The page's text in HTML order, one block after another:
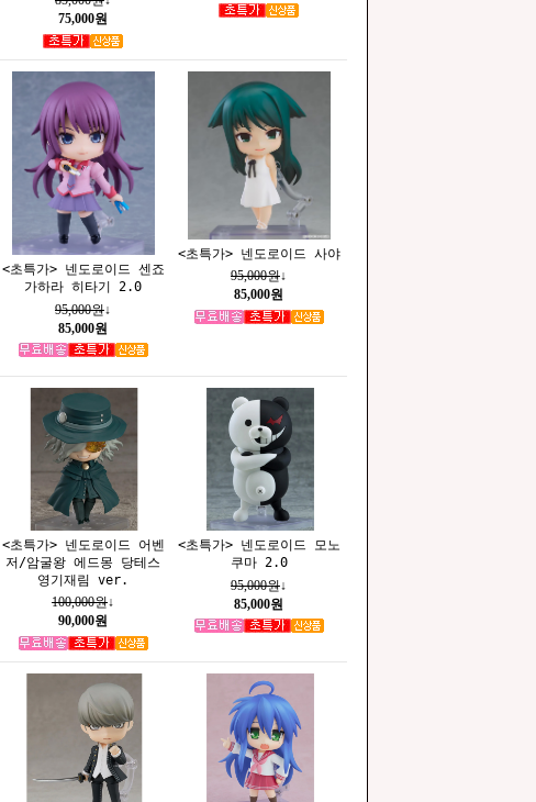
75,000원
<초특가> 넨도로이드 센죠
가하라 히타기 2.0
95,000원↓
85,000원
<초특가> 넨도로이드 사야
95,000원↓
85,000원
<초특가> 넨도로이드 어벤
저/암굴왕 에드몽 당테스
영기재림 ver.
100,000원↓
90,000원
<초특가> 넨도로이드 모노
쿠마 2.0
95,000원↓
85,000원